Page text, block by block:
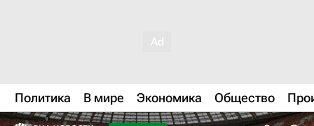
Политика В мире Экономика Общество